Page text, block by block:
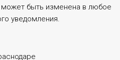
быть изменена в любое
уведомления.